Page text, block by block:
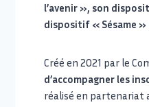
l’avenir », son
dispositif « Sésame »
Créé en 2021 par le
d’accompagner les
réalisé en partenariat